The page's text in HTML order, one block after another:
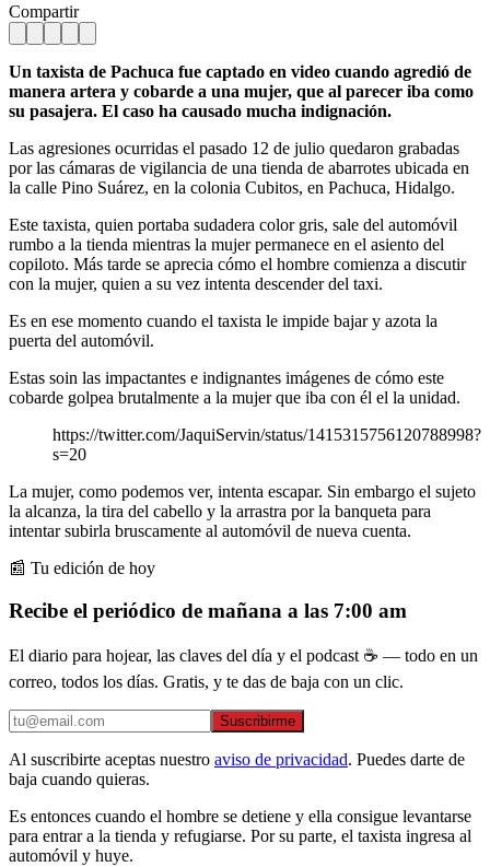
Compartir
Un taxista de Pachuca fue captado en video cuando agredió de
manera artera y cobarde a una mujer, que al parecer iba como
su pasajera. El caso ha causado mucha indignación.
Las agresiones ocurridas el pasado 12 de julio quedaron grabadas
por las cámaras de vigilancia de una tienda de abarrotes ubicada en
la calle Pino Suárez, en la colonia Cubitos, en Pachuca, Hidalgo.
Este taxista, quien portaba sudadera color gris, sale del automóvil
rumbo a la tienda mientras la mujer permanece en el asiento del
copiloto. Más tarde se aprecia cómo el hombre comienza a discutir
con la mujer, quien a su vez intenta descender del taxi.
Es en ese momento cuando el taxista le impide bajar y azota la
puerta del automóvil.
Estas soin las impactantes e indignantes imágenes de cómo este
cobarde golpea brutalmente a la mujer que iba con él el la unidad.
https://twitter.com/JaquiServin/status/1415315756120788998?
s=20
La mujer, como podemos ver, intenta escapar. Sin embargo el sujeto
la alcanza, la tira del cabello y la arrastra por la banqueta para
intentar subirla bruscamente al automóvil de nueva cuenta.
📰 Tu edición de hoy
Recibe el periódico de mañana a las 7:00 am
El diario para hojear, las claves del día y el podcast ☕ — todo en un
correo, todos los días. Gratis, y te das de baja con un clic.
Suscribirme
Al suscribirte aceptas nuestro aviso de privacidad. Puedes darte de
baja cuando quieras.
Es entonces cuando el hombre se detiene y ella consigue levantarse
para entrar a la tienda y refugiarse. Por su parte, el taxista ingresa al
automóvil y huye.